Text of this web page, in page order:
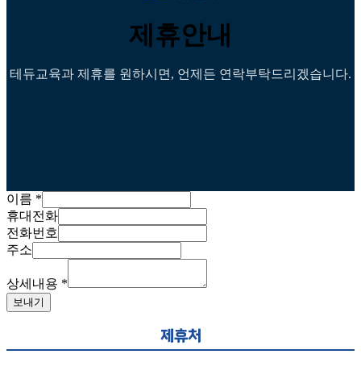
제휴안내
테듀교육과 제휴를 원하시면, 언제든 연락부탁드리겠습니다.
이름 *
휴대전화
전화번호
주소
상세내용 *
보내기
제휴처